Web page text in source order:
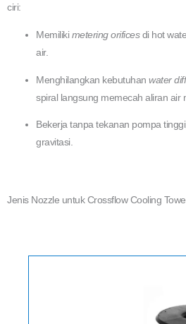
ciri:
Memiliki metering orificesdi hot
air.
Menghilangkan kebutuhanwater
spiral langsung memecah aliran air
Bekerja tanpa tekanan pompa
gravitasi.
Jenis Nozzle untuk Crossflow Cooling